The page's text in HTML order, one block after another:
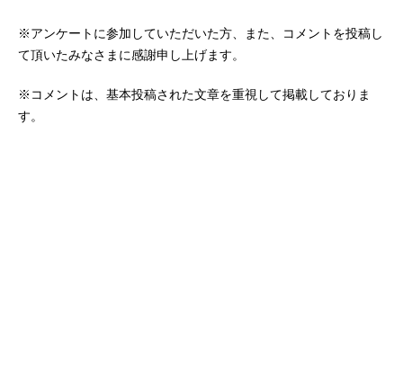
※アンケートに参加していただいた方、また、コメントを投稿し
て頂いたみなさまに感謝申し上げます。
※コメントは、基本投稿された文章を重視して掲載しておりま
す。